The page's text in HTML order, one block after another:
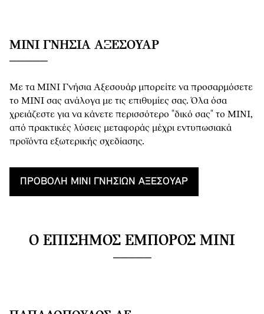
MINI ΓΝΉΣΙΑ ΑΞΕΣΟΥΆΡ
Με τα MINI Γνήσια Αξεσουάρ μπορείτε να προσαρμόσετε
το MINI σας ανάλογα με τις επιθυμίες σας. Όλα όσα
χρειάζεστε για να κάνετε περισσότερο "δικό σας" το MINI,
από πρακτικές λύσεις μεταφοράς μέχρι εντυπωσιακά
προϊόντα εξωτερικής σχεδίασης.
ΠΡΟΒΟΛΉ MINI ΓΝΉΣΙΩΝ ΑΞΕΣΟΥΆΡ
Ο ΕΠΊΣΗΜΟΣ ΈΜΠΟΡΟΣ MINI